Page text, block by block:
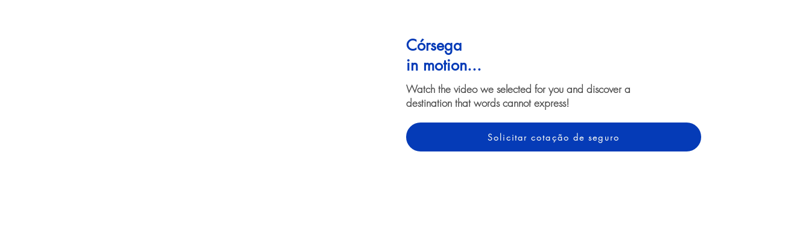
Córsega
in motion...
Watch the video we selected for you and discover a
destination that words cannot express!
Solicitar cotação de seguro